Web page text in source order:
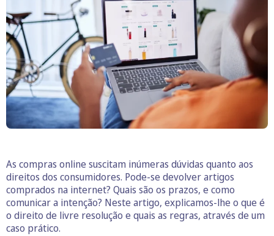
As compras online suscitam inúmeras dúvidas quanto aos
direitos dos consumidores. Pode-se devolver artigos
comprados na internet? Quais são os prazos, e como
comunicar a intenção? Neste artigo, explicamos-lhe o que é
o direito de livre resolução e quais as regras, através de um
caso prático.